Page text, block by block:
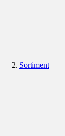
Sortiment